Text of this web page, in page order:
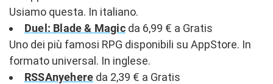
Usiamo questa. In italiano.
Duel: Blade & Magicda 6,99 € a Gratis
Uno dei più famosi RPG disponibili su AppStore. In
formato universal. In inglese.
RSSAnyehere da 2,39 € a Gratis